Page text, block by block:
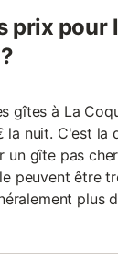
prix pour
gîtes à La
la nuit. C'est la
gîte pas
peuvent être
plus